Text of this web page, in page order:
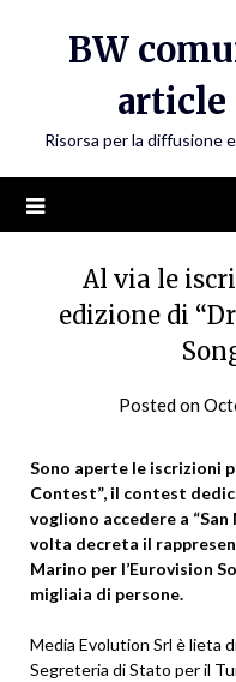
BW
Risorsa per la diffusione
Al via le
edizione di
Posted on
Sono aperte le iscrizioni
Contest”, il contest
vogliono accedere a
volta decreta il
Marino per l’Eurovision
migliaia di persone.
Media Evolution Srl è lieta
Segreteria di Stato per il